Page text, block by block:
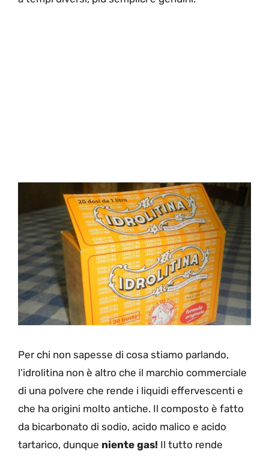
Per chi non sapesse di cosa stiamo parlando,
l’idrolitina non è altro che il marchio commerciale
di una polvere che rende i liquidi effervescenti e
che ha origini molto antiche. Il composto è fatto
da bicarbonato di sodio, acido malico e acido
tartarico, dunque niente gas! Il tutto rende